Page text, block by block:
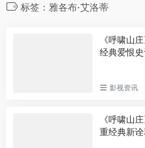
标签：雅各布·艾洛蒂
《呼啸山
经典爱恨
影视资讯
《呼啸山
重经典新